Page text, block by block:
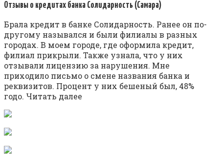
Отзывы о кредитах банка Солидарность (Самара)
Брала кредит в банке Солидарность. Ранее он по-
другому назывался и были филиалы в разных
городах. В моем городе, где оформила кредит,
филиал прикрыли. Также узнала, что у них
отзывали лицензию за нарушения. Мне
приходило письмо о смене названия банка и
реквизитов. Процент у них бешеный был, 48%
годо. Читать далее